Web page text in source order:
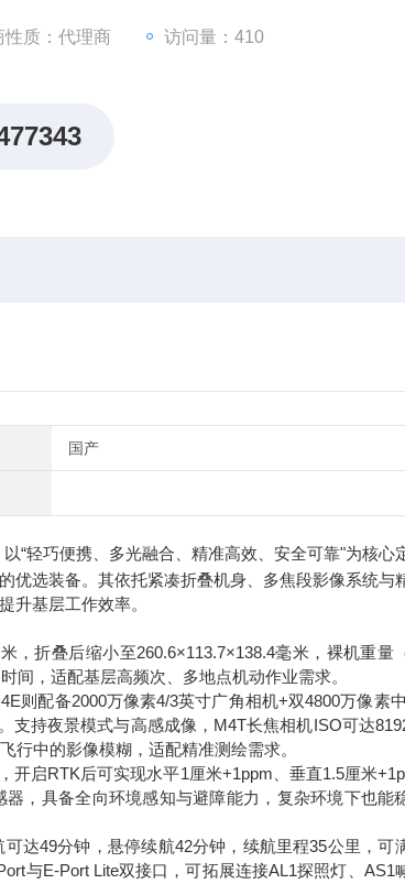
性质：代理商 访问量：410
国产
“轻巧便携、多光融合、精准高效、安全可靠"为核心
优选装备。其依托紧凑折叠机身、多焦段影像系统与
升基层工作效率。
，折叠后缩小至260.6×113.7×138.4毫米，裸机重量
间，适配基层高频次、多地点机动作业需求。
则配备2000万像素4/3英寸广角相机+双4800万像素
持夜景模式与高感成像，M4T长焦相机ISO可达
行中的影像模糊，适配精准测绘需求。
开启RTK后可实现水平1厘米+1ppm、垂直1.5厘米
，具备全向环境感知与避障能力，复杂环境下也能
达49分钟，悬停续航42分钟，续航里程35公里，可
与E-Port Lite双接口，可拓展连接AL1探照灯、AS1